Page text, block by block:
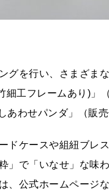
グを行い、さまざま
細工フレームあり)
あわせパンダ」（販
ドケースや組紐ブレ
」で「いなせ」な味
、公式ホームページ